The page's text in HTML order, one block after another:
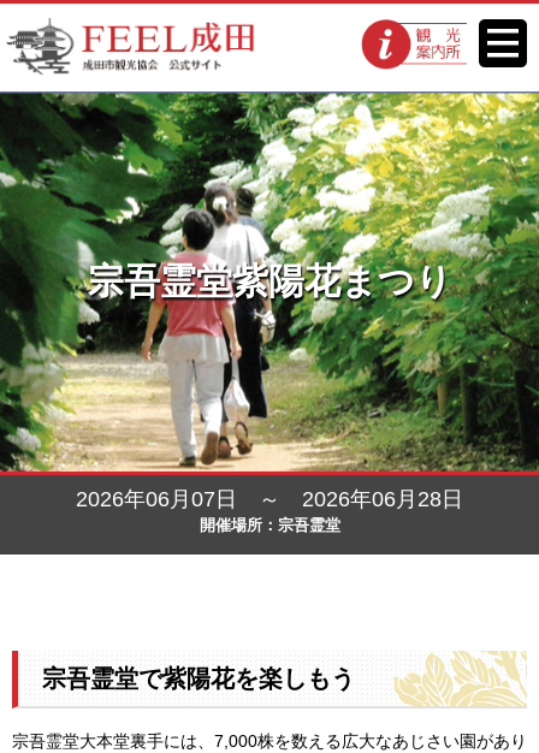
FEEL成田 成田市観光協会 公式
サイト
観光案内所
メニ
ュー
宗吾霊堂紫陽花まつり
2026年06月07日 ～ 2026年06月28日
開催場所：宗吾霊堂
宗吾霊堂で紫陽花を楽しもう
宗吾霊堂大本堂裏手には、7,000株を数える広大なあじさい園があり